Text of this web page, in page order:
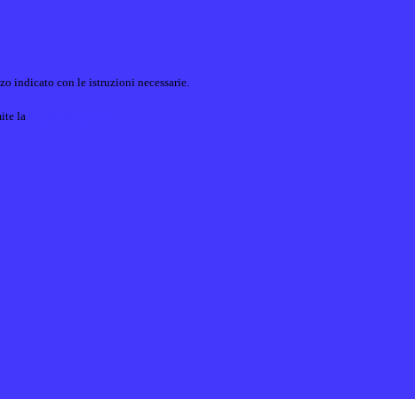
indicato con le istruzioni necessarie.
la